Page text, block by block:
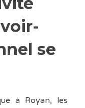
se
à Royan, les